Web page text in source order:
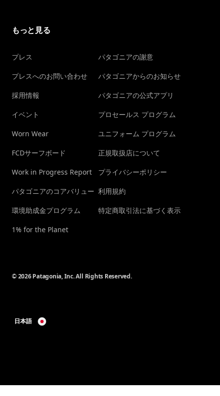
もっと見る
プレス
プレスへのお問い合わせ
採用情報
イベント
Worn Wear
FCDサーフボード
Work in Progress Report
パタゴニアのコアバリュー
環境助成金プログラム
1% for the Planet
パタゴニアの謝意
パタゴニアからのお知らせ
パタゴニアの公式アプリ
プロセールス プログラム
ユニフォーム プログラム
正規取扱店について
プライバシーポリシー
利用規約
特定商取引法に基づく表示
© 2026 Patagonia, Inc. All Rights Reserved.
日本語